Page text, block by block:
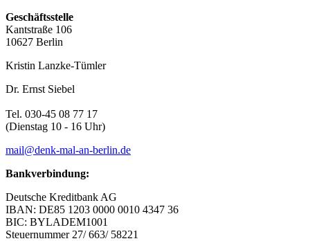
Geschäftsstelle
Kantstraße 106
10627 Berlin
Kristin Lanzke-Tümler
Dr. Ernst Siebel
Tel. 030-45 08 77 17
(Dienstag 10 - 16 Uhr)
mail@denk-mal-an-berlin.de
Bankverbindung:
Deutsche Kreditbank AG
IBAN: DE85 1203 0000 0010 4347 36
BIC: BYLADEM1001
Steuernummer 27/ 663/ 58221